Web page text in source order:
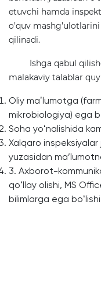
etuvchi hamda
o’quv
qilinadi.
Ishga qabul
malakaviy talablar
Oliy maʼlumotga
mikrobiologiya) ega
Soha yoʻnalishida
Xalqaro
yuzasidan
3. Axborot-
qoʻllay olishi, MS
bilimlarga ega